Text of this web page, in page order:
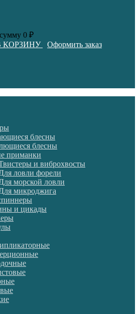
0 ₽
КОРЗИНУ
Оформить заказ
блесны
блесны
приманки
и виброхвосты
ловли форели
морской ловли
микроджига
и цикады